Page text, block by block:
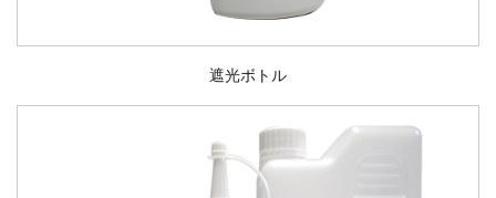
遮光ボトル